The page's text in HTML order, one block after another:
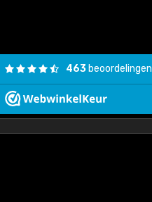
463 beoordelingen